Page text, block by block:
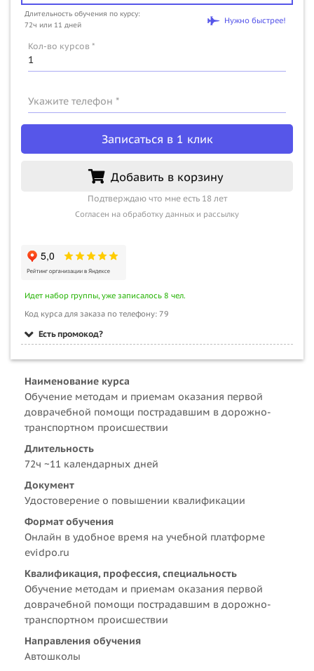
Длительность обучения по курсу:
72ч или 11 дней
Нужно быстрее!
Кол-во курсов *
Укажите телефон *
Записаться в 1 клик
Добавить в корзину
Подтверждаю что мне есть 18 лет
Согласен на обработку данных и рассылку
Идет набор группы, уже записалось 8 чел.
Код курса для заказа по телефону: 79
Есть промокод?
Наименование курса
Обучение методам и приемам оказания первой
доврачебной помощи пострадавшим в дорожно-
транспортном происшествии
Длительность
72ч ~11 календарных дней
Документ
Удостоверение о повышении квалификации
Формат обучения
Онлайн в удобное время на учебной платформе
evidpo.ru
Квалификация, профессия, специальность
Обучение методам и приемам оказания первой
доврачебной помощи пострадавшим в дорожно-
транспортном происшествии
Направления обучения
Автошколы